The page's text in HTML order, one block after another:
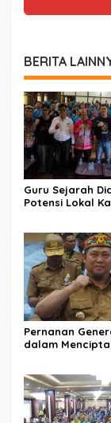
BERITA
Guru Sejarah
Potensi Lokal
Pernanan
dalam